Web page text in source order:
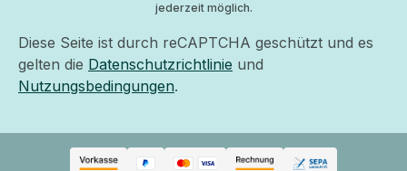
jederzeit möglich.
Diese Seite ist durch reCAPTCHA geschützt und es
gelten die Datenschutzrichtlinie und
Nutzungsbedingungen.